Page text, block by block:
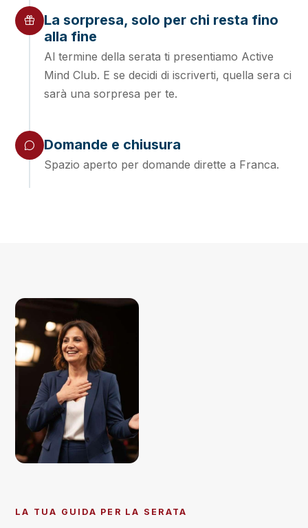
La sorpresa, solo per chi resta fino
alla fine
Al termine della serata ti presentiamo Active
Mind Club. E se decidi di iscriverti, quella sera ci
sarà una sorpresa per te.
Domande e chiusura
Spazio aperto per domande dirette a Franca.
LA TUA GUIDA PER LA SERATA